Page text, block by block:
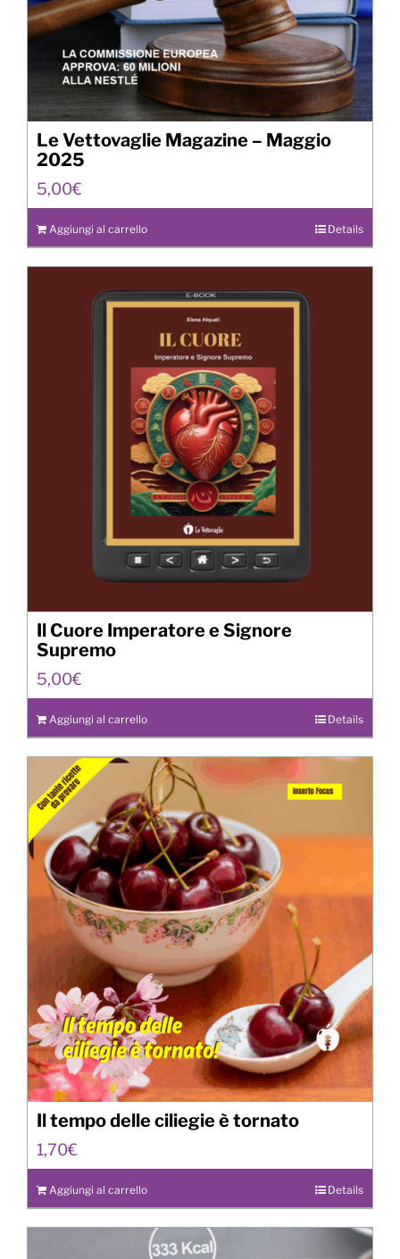
Le Vettovaglie Magazine – Maggio
2025
5,00€
Aggiungi al carrello Details
Il Cuore Imperatore e Signore
Supremo
5,00€
Aggiungi al carrello Details
Il tempo delle ciliegie è tornato
1,70€
Aggiungi al carrello Details